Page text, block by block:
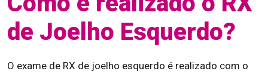
de Joelho Esquerdo?
O exame de RX de joelho esquerdo é realizado com o